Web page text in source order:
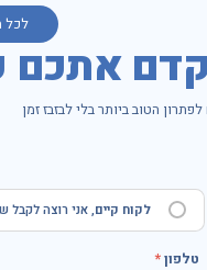
לכל
אתכם
הטוב ביותר בלי לבזבז זמן
לקוח קיים, אני רוצה לקבל
טלפון